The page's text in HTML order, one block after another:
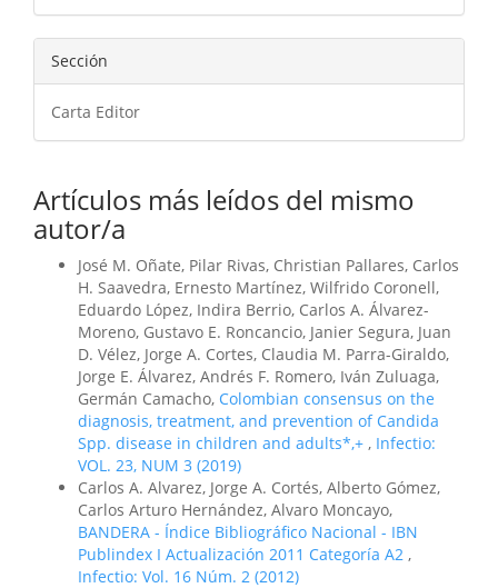
Sección
Carta Editor
Artículos más leídos del mismo
autor/a
José M. Oñate, Pilar Rivas, Christian Pallares, Carlos
H. Saavedra, Ernesto Martínez, Wilfrido Coronell,
Eduardo López, Indira Berrio, Carlos A. Álvarez-
Moreno, Gustavo E. Roncancio, Janier Segura, Juan
D. Vélez, Jorge A. Cortes, Claudia M. Parra-Giraldo,
Jorge E. Álvarez, Andrés F. Romero, Iván Zuluaga,
Germán Camacho, Colombian consensus on the
diagnosis, treatment, and prevention of Candida
Spp. disease in children and adults*,+ , Infectio:
VOL. 23, NUM 3 (2019)
Carlos A. Alvarez, Jorge A. Cortés, Alberto Gómez,
Carlos Arturo Hernández, Alvaro Moncayo,
BANDERA - Índice Bibliográfico Nacional - IBN
Publindex I Actualización 2011 Categoría A2 ,
Infectio: Vol. 16 Núm. 2 (2012)